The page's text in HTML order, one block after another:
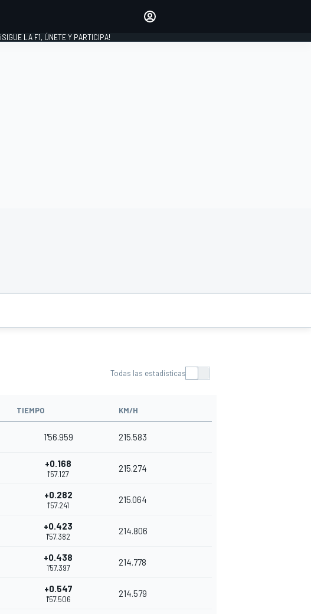
¡SIGUE LA F1, ÚNETE Y PARTICIPA!
Todas las estadísticas
TIEMPO KM/H
1'56.959 215.583
+0.168
1'57.127
215.274
+0.282
1'57.241
215.064
+0.423
1'57.382
214.806
+0.438
1'57.397
214.778
+0.547
1'57.506
214.579